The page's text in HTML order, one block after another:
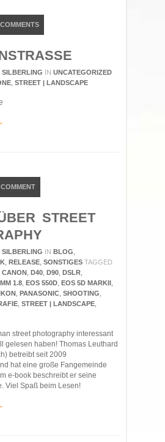
COMMENTS
SILBERLING IN UNCATEGORIZED
STREET | LANDSCAPE
COMMENT
STREET
SILBERLING IN BLOG
RELEASE SONSTIGES TAGGED
CANON D40 D90 DSLR
1.8 EOS 550D EOS 5D MARKII
PANASONIC SHOOTING
STREET | LANDSCAPE
street photography interessant
gelesen haben! Thomas Leuthard
betreibt seit 2009
hat eine große Fangemeinde
e-book beschreibt er seine
Viel Spaß beim Lesen!